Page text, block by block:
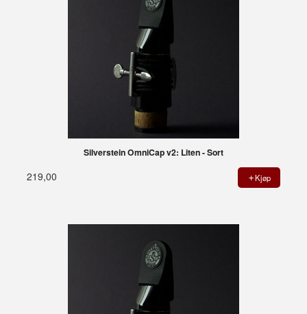
Silverstein OmniCap v2: Liten - Sort
219,00 Kjøp